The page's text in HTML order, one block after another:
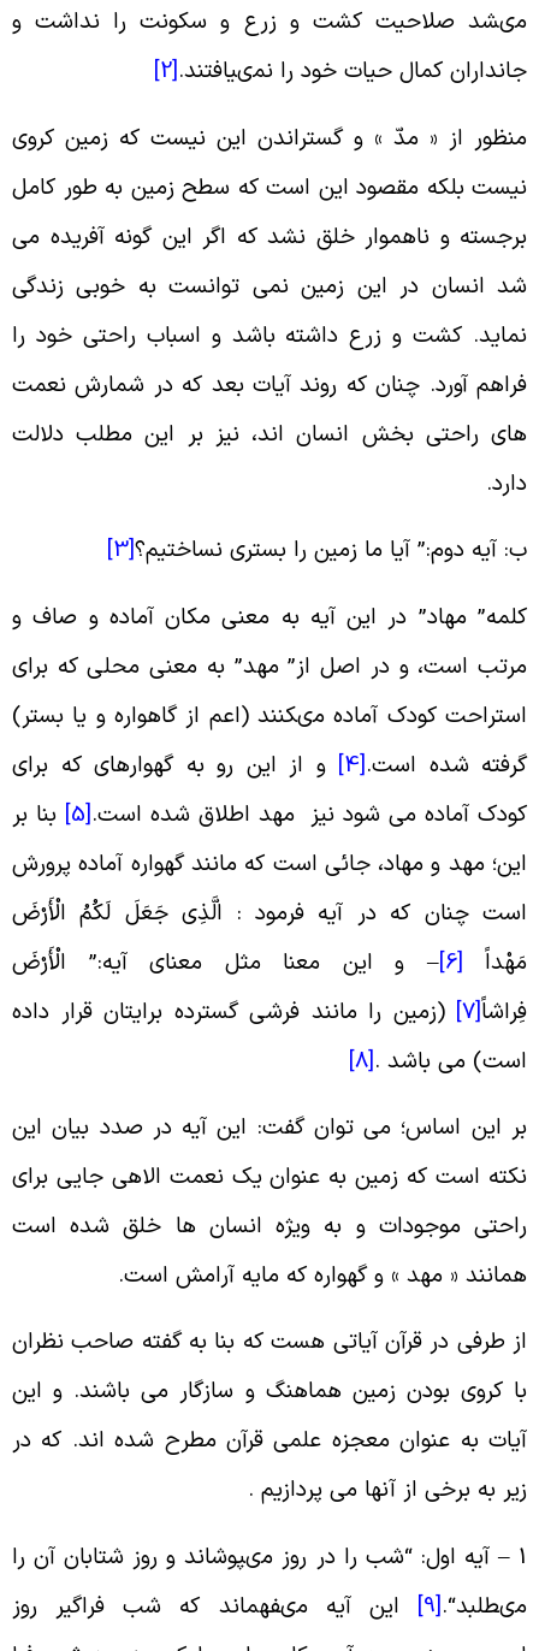
صلاحیت کشت و زرع و سکونت را نداشت و
کمال حیات خود را نمى‏یافتند.
[2]
از « مدّ » و گستراندن این نیست که زمین کروی
بلکه مقصود این است که سطح زمین به طور کامل
و ناهموار خلق نشد که اگر این گونه آفریده می
انسان در این زمین نمی توانست به خوبی زندگی
کشت و زرع داشته باشد و اسباب راحتی خود را
آورد. چنان که روند آیات بعد که در شمارش نعمت
راحتی بخش انسان اند، نیز بر این مطلب دلالت
.
آیه دوم:”آیا ما زمین را بسترى نساختیم؟[3]
مهاد” در این آیه به معنى مکان آماده و صاف و
است، و در اصل از” مهد” به معنى محلى که براى
کودک آماده مى‏کنند (اعم از گاهواره و یا بستر)
شده است.
[4]
و از این رو به گهواره‏اى که براى
آماده می شود نیز
مهد اطلاق شده است.
[5]
بنا بر
مهد و مهاد، جائی است که مانند گهواره آماده پرورش
چنان که در آیه فرمود : الَّذِی جَعَلَ لَکُمُ الْأَرْضَ
–
و این معنا مثل معناى آیه:” الْأَرْضَ
[7]
( زمین را مانند فرشى گسترده برایتان قرار داده
می باشد.
[8]
این اساس؛ می توان گفت: این آیه در صدد بیان این
است که زمین به عنوان یک نعمت الاهی جایی برای
موجودات و به ویژه انسان ها خلق شده است
« مهد » و گهواره که مایه آرامش است.
طرفی در قرآن آیاتی هست که بنا به گفته صاحب نظران
کروی بودن زمین هماهنگ و سازگار می باشند. و این
به عنوان معجزه علمی قرآن مطرح شده اند. که در
به برخی از آنها می پردازیم.
آیه اول: “شب را در روز مى‏پوشاند و روز شتابان آن را
“.
[9]
این آیه مى‏فهماند که شب فراگیر روز